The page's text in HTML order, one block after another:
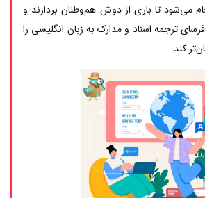
می‌شود تا باری از دوش هم‌وطنان بردارند و
ترجمه اسناد و مدارک به زبان انگلیسی را
کند.